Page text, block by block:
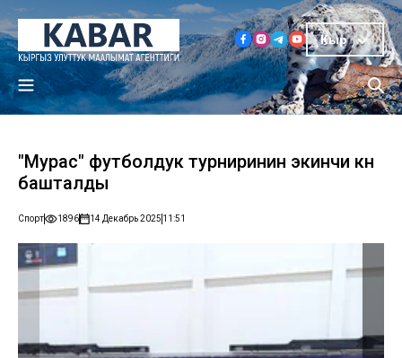
Кыр
"Мурас" футболдук турниринин экинчи күнү
башталды
Спорт 1896 14 Декабрь 2025 11:51